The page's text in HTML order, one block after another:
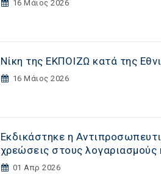
16 Μάιος 2026
Νίκη της ΕΚΠΟΙΖΩ κατά της
16 Μάιος 2026
Εκδικάστηκε η
χρεώσεις στους
01 Απρ 2026